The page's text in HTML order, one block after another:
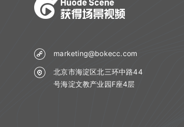
双师对接流程
更新日志marketing@bokecc.com
北京市海淀区北三环中路44
号海淀文教产业园F座4层